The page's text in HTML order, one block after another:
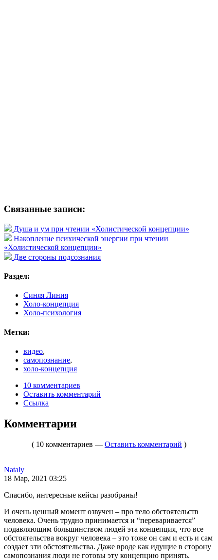
Связанные записи:
Душа и ум при чтении «Холистической концепции»
Накопление психической энергии при чтении
«Холистической концепции»‎
Две стороны подсознания
Раздел:
Синяя Линия
Холо-концепция
Холо-психология
Метки:
видео,
самопознание,
холо-концепция
10 комментариев
Оставить комментарий
Ссылка
Комментарии
( 10 комментариев — Оставить комментарий )
Nataly
18 Мар, 2021 03:25
Спасибо, интересные кейсы разобраны!
И очень ценный момент озвучен – про тело обстоятельств
человека. Очень трудно принимается и “переваривается”
подавляющим большинством людей эта концепция, что все
обстоятельства вокруг человека – это тоже он сам и есть и сам
создает эти обстоятельства. Даже вроде как идущие в сторону
самопознания люди не готовы эту концепцию принять.